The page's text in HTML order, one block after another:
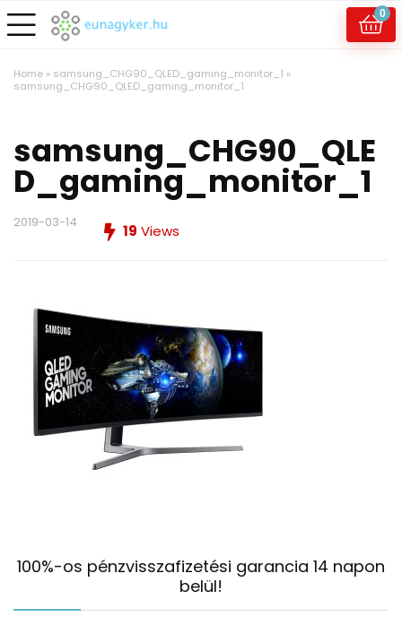
0
Home » samsung_CHG90_QLED_gaming_monitor_1 »
samsung_CHG90_QLED_gaming_monitor_1
samsung_CHG90_QLE
D_gaming_monitor_1
2019-03-14 19 Views
100%-os pénzvisszafizetési garancia 14 napon
belül!